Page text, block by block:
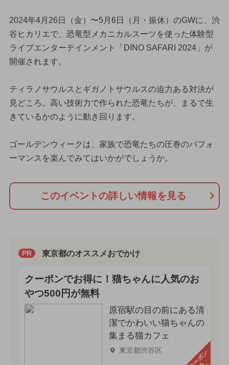
2024年4月26日（金）〜5月6日（月・振休）のGWに、渋
谷ヒカリエで、恐竜型メカニカルスーツを使った体験型
ライブエンターテインメント「DINO SAFARI 2024」が
開催されます。
ティラノサウルスとギガノトサウルスの迫力ある対決が
見どころ。高い技術力で作られた恐竜たちが、まるで生
きているかのように動き回ります。
ゴールデンウィークは、家族で恐竜たちの圧巻のパフォ
ーマンスを楽んでみてはいかがでしょうか。
このイベントの詳しい情報を見る
PR 東京都のオススメおでかけ
クーポンでお得に！猫ちゃんに人気のお
やつ500円が無料
原宿駅の目の前にある清
潔でかわいい猫ちゃんの
集まる猫カフェ
東京都渋谷区 クーポン